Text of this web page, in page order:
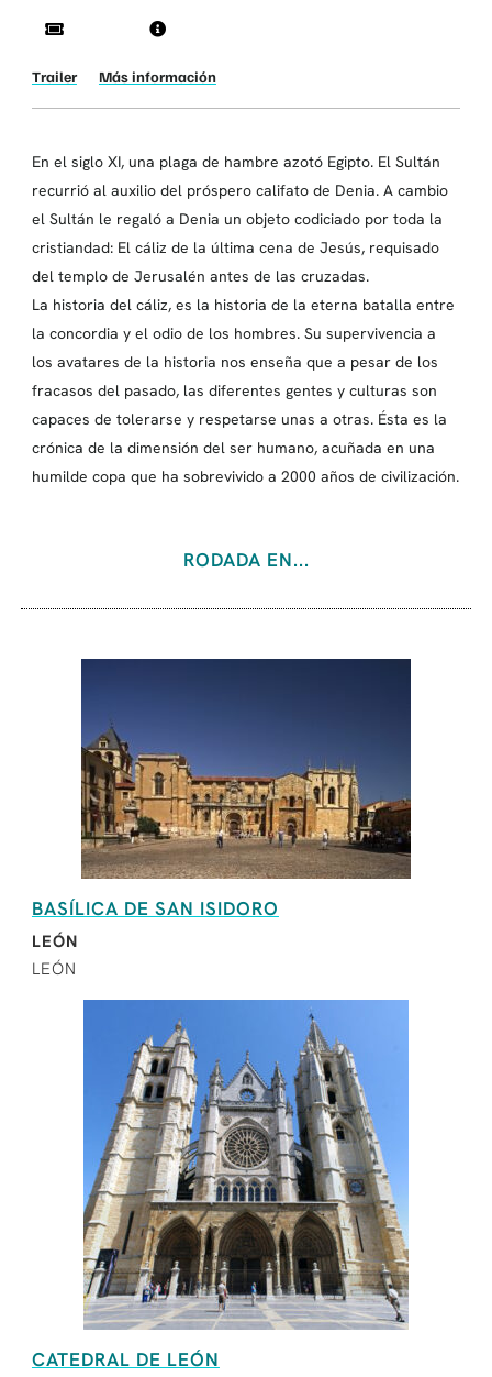
Trailer Más información
En el siglo XI, una plaga de hambre azotó Egipto. El Sultán
recurrió al auxilio del próspero califato de Denia. A cambio
el Sultán le regaló a Denia un objeto codiciado por toda la
cristiandad: El cáliz de la última cena de Jesús, requisado
del templo de Jerusalén antes de las cruzadas.
La historia del cáliz, es la historia de la eterna batalla entre
la concordia y el odio de los hombres. Su supervivencia a
los avatares de la historia nos enseña que a pesar de los
fracasos del pasado, las diferentes gentes y culturas son
capaces de tolerarse y respetarse unas a otras. Ésta es la
crónica de la dimensión del ser humano, acuñada en una
humilde copa que ha sobrevivido a 2000 años de civilización.
RODADA EN...
BASÍLICA DE SAN ISIDORO
LEÓN
LEÓN
CATEDRAL DE LEÓN